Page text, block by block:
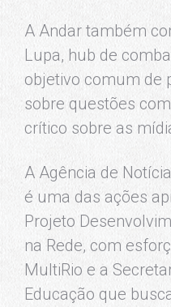
A Andar também
Lupa, hub de
objetivo comum de
sobre questões
crítico sobre as
A Agência de
é uma das ações
Projeto
na Rede, com
MultiRio e a
Educação que